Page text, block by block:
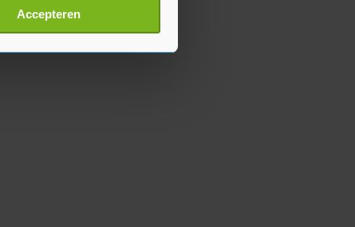
detailgedeelte
Accepteren